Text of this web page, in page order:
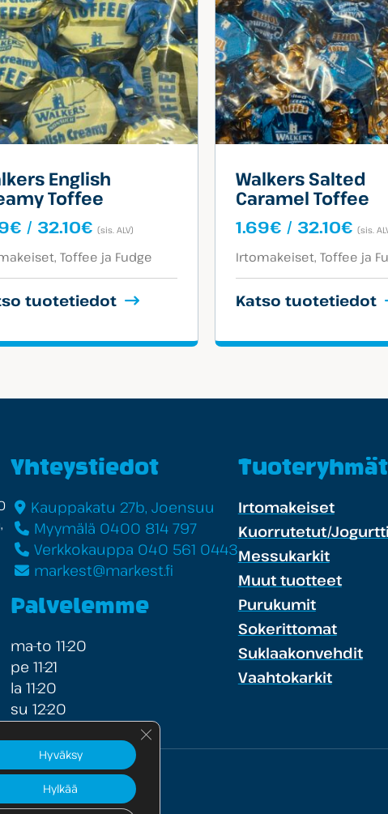
English
Toffee
€ / 32.10€ Hintaluokka:
-
32.10€
(sis. ALV)
Toffee ja Fudge
tuotetiedot
Walkers Salted
Caramel Toffee
1.69€ / 32.10€
-
(sis.
Tuotekategoriat:
Irtomakeiset Toffee ja
Katso tuotetiedot
Yhteystiedot
Kauppakatu 27b, Joensuu
Myymälä 0400 814 797
Verkkokauppa 040 561 0443
markest@markest.fi
Palvelemme
ma-to 11-20
pe 11-21
la 11-20
su 12-20
Tuoteryhmät
Irtomakeiset
Kuorrutetut/
Messukarkit
Muut tuotteet
Purukumit
Sokerittomat
Suklaakonvehdit
Vaahtokarkit
Hyväksy
Hylkää
Sulje evästebanneri